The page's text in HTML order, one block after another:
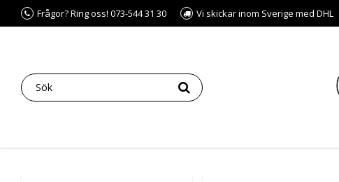
Frågor? Ring oss! 073-544 31 30 Vi skickar inom Sverige med DHL